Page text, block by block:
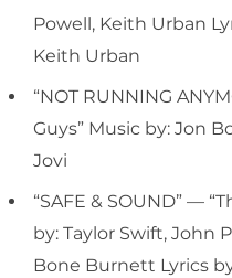
Powell, Keith Urban
Keith Urban
“NOT RUNNING
Guys” Music by: Jon
Jovi
“SAFE & SOUND” —
by: Taylor Swift, John
Bone Burnett Lyrics